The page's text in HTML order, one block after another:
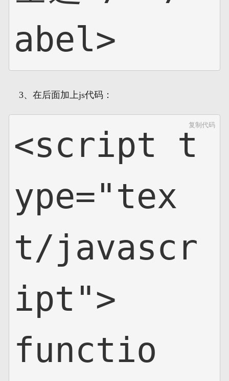
abel>
3、在后面加上js代码：
复制代码
<script t
ype="tex
t/javascr
ipt">
functio